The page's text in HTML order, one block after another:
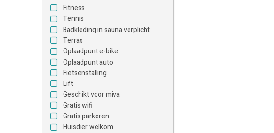
Fitness
Tennis
Badkleding in sauna verplicht
Terras
Oplaadpunt e-bike
Oplaadpunt auto
Fietsenstalling
Lift
Geschikt voor miva
Gratis wifi
Gratis parkeren
Huisdier welkom